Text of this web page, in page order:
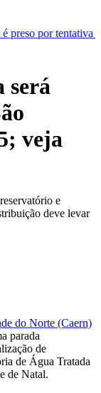
homicídio contra
será
veja
e
deve levar
do Norte (Caern)
parada
de
de Água Tratada
de Natal.